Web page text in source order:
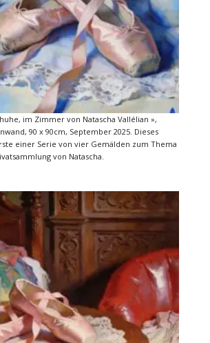
im Zimmer von Natascha Vallélian »,
90 x 90cm, September 2025. Dieses
einer Serie von vier Gemälden zum Thema
von Natascha.